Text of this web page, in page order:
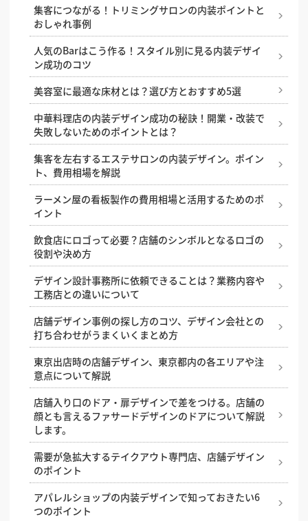
店舗改装を成功させるコツ。改装のタイミングや、改
装時にやると良い施策とは？
店舗にぴったりの床材は？床材の種類と業種別のおす
すめを解説
店舗設計とは？どんな工程があるのか、依頼先はどこ
かなどの基礎知識
集客力の高い店舗入り口の特徴。入りやすい飲食店を
設計するコツ
店舗照明の基礎知識と照明の与える効果
店舗デザインに必須の設計図、その見方や役割を解説
店舗デザインにおけるトイレ空間の作り方
居酒屋でコの字カウンターが人気の理由と内装のポイ
ント
魅力的な店舗入り口・ファサードをデザインするため
の5つの条件
居心地の良いカウンター席の高さ・サイズ・形の選び
方を解説
飲食店のテラス席に許可は必要？申請手続きと設計時
の注意点を解説
飲食店の内装レイアウトの基本
集客につながる！トリミングサロンの内装ポイントと
おしゃれ事例
人気のBarはこう作る！スタイル別に見る内装デザイ
ン成功のコツ
美容室に最適な床材とは？選び方とおすすめ5選
中華料理店の内装デザイン成功の秘訣！開業・改装で
失敗しないためのポイントとは？
集客を左右するエステサロンの内装デザイン。ポイン
ト、費用相場を解説
ラーメン屋の看板製作の費用相場と活用するためのポ
イント
飲食店にロゴって必要？店舗のシンボルとなるロゴの
役割や決め方
デザイン設計事務所に依頼できることは？業務内容や
工務店との違いについて
店舗デザイン事例の探し方のコツ、デザイン会社との
打ち合わせがうまくいくまとめ方
東京出店時の店舗デザイン、東京都内の各エリアや注
意点について解説
店舗入り口のドア・扉デザインで差をつける。店舗の
顔とも言えるファサードデザインのドアについて解説
します。
需要が急拡大するテイクアウト専門店、店舗デザイン
のポイント
アパレルショップの内装デザインで知っておきたい6
つのポイント